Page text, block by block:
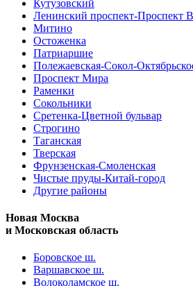
Кутузовский
Ленинский проспект-Проспект
Митино
Остоженка
Патриаршие
Полежаевская-Сокол-
Проспект Мира
Раменки
Сокольники
Сретенка-Цветной бульвар
Строгино
Таганская
Тверская
Фрунзенская-Смоленская
Чистые пруды-Китай-город
Другие районы
Новая Москва
и Московская область
Боровское ш.
Варшавское ш.
Волоколамское ш.